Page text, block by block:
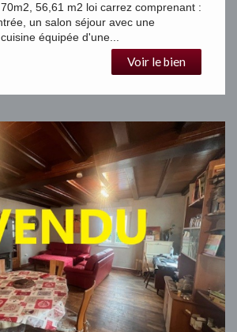
56,61 m2 loi carrez comprenant :
un salon séjour avec une
équipée d'une...
Voir le bien